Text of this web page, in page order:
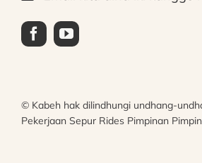
© Kabeh hak dilindhungi undhang-
Pekerjaan Sepur Rides Pimpinan